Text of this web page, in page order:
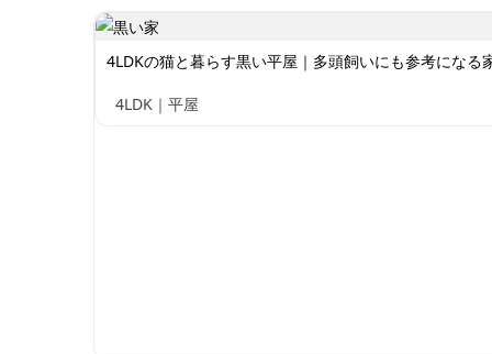
4LDKの猫と暮らす黒い平屋｜多頭飼いにも参考になる
4LDK｜平屋